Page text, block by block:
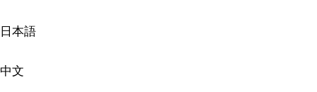
日本語
中文